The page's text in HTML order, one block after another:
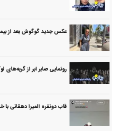
عکس جدید گوگوش بعد از
رونمایی صابر ابر از
قاب دونفره المیرا دهقانی